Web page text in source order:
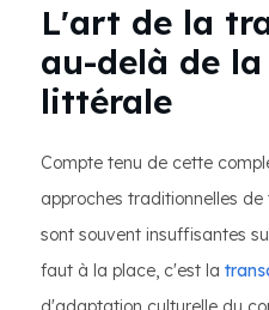
L'art de la
au-delà de
littérale
Compte tenu de cette
approches traditionnelles
sont souvent insuffisantes
faut à la place, c'est la